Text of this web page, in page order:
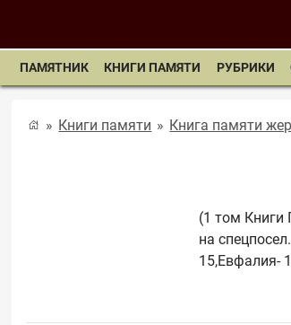
ПАМЯТНИК КНИГИ ПАМЯТИ РУБРИКИ
Книги памяти Книга памяти
(1 том Книги
на